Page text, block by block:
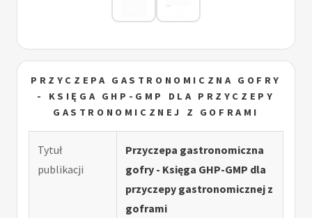
PRZYCZEPA GASTRONOMICZNA GOFRY
- KSIĘGA GHP-GMP DLA PRZYCZEPY
GASTRONOMICZNEJ Z GOFRAMI
Tytuł
publikacji
Przyczepa gastronomiczna
gofry - Księga GHP-GMP dla
przyczepy gastronomicznej z
goframi